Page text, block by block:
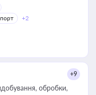
+2
+9
обробки,